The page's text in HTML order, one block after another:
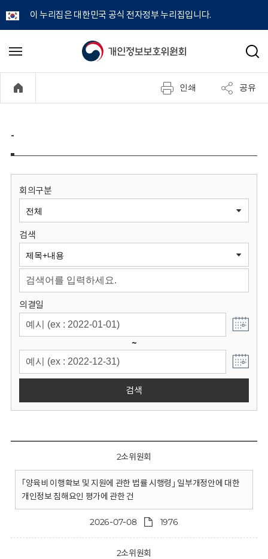
이 누리집은 대한민국 공식 전자정부 누리집입니다.
개
정
보
원
회
메
기
검
인쇄 공유
-
회의구분
검색
의결일
~
검색
2소위원회
｢양육비 이행확보 및 지원에 관한 법률 시행령｣ 일부개정안에 대한
개인정보 침해요인 평가에 관한 건
2026-07-08 1976
2소위원회